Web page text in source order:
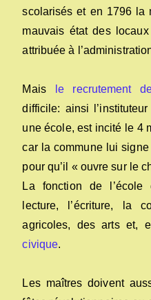
scolarisés et en 1796 la
mauvais état des
attribuée à
Mais le recrutement
difficile: ainsi
une école, est incité le 4
car la commune lui
pour qu’il « ouvre sur le
La fonction de l’école
lecture, l’écriture, la
agricoles, des arts et,
civique.
Les maîtres doivent